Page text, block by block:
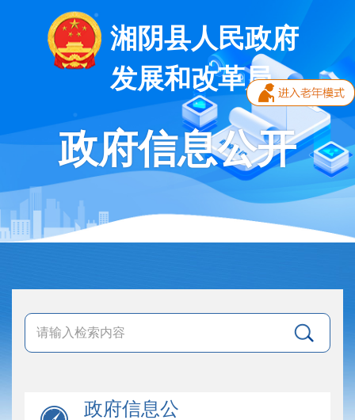
湘阴县人民政府
发展和改革局
政府信息公开
政府信息公